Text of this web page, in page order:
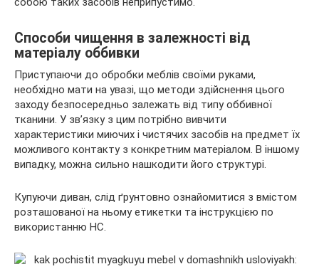
Способи чищення в залежності від
матеріалу оббивки
Приступаючи до обробки меблів своїми руками,
необхідно мати на увазі, що методи здійснення цього
заходу безпосередньо залежать від типу оббивної
тканини. У зв’язку з цим потрібно вивчити
характеристики миючих і чистячих засобів на предмет їх
можливого контакту з конкретним матеріалом. В іншому
випадку, можна сильно нашкодити його структурі.
Купуючи диван, слід ґрунтовно ознайомитися з вмістом
розташованої на ньому етикетки та інструкцією по
використанню НС.